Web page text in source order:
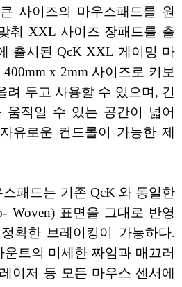
사이즈의 마우스패드를 원
춰 XXL 사이즈 장패드를 출
출시된 QcK XXL 게이밍 마
x 2mm 사이즈로 키보
려 두고 사용할 수 있으며, 긴
움직일 수 있는 공간이 넓어
유로운 컨드롤이 가능한 제
패드는 기존 QcK 와 동일한
Woven) 표면을 그대로 반영
확한 브레이킹이 가능하다.
트의 미세한 짜임과 매끄러
이저 등 모든 마우스 센서에